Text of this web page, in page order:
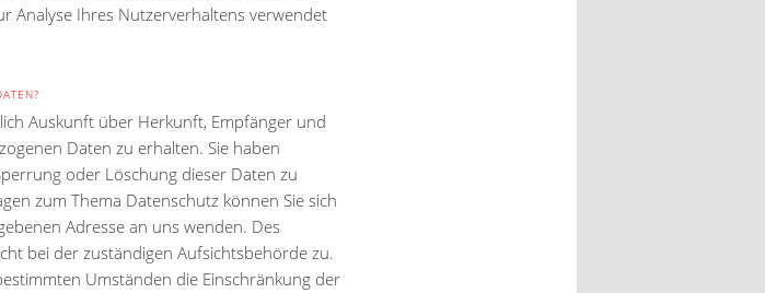
Analyse Ihres Nutzerverhaltens verwendet
Auskunft über Herkunft, Empfänger und
Daten zu erhalten. Sie haben
oder Löschung dieser Daten zu
zum Thema Datenschutz können Sie sich
Adresse an uns wenden. Des
bei der zuständigen Aufsichtsbehörde zu.
Umständen die Einschränkung der